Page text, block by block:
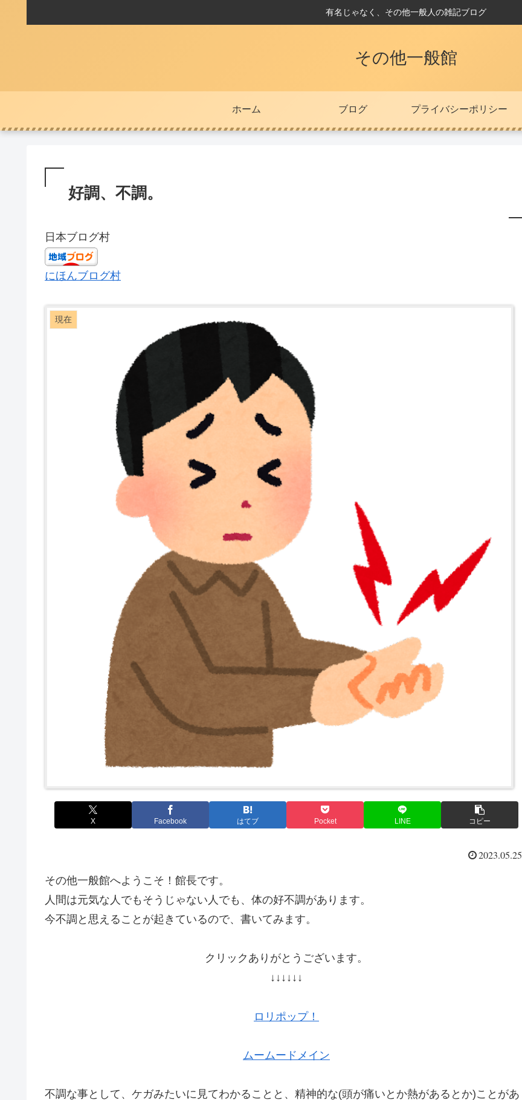
有名じゃなく、その他一般人の雑記ブログ
その他一般館
ホーム ブログ プライバシーポリシー
好調、不調。
日本ブログ村
にほんブログ村
現在
X Facebook はてブ Pocket LINE コピー
2023.05.25
その他一般館へようこそ！館長です。
人間は元気な人でもそうじゃない人でも、体の好不調があります。
今不調と思えることが起きているので、書いてみます。
クリックありがとうございます。
↓↓↓↓↓↓
ロリポップ！
ムームードメイン
不調な事として、ケガみたいに見てわかることと、精神的な(頭が痛いとか熱があるとか)ことがあ